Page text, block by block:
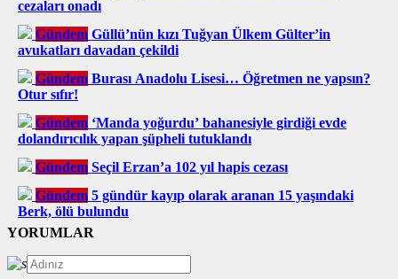
cezaları onadı
Gündem Güllü’nün kızı Tuğyan Ülkem Gülter’in
avukatları davadan çekildi
Gündem Burası Anadolu Lisesi… Öğretmen ne yapsın?
Otur sıfır!
Gündem ‘Manda yoğurdu’ bahanesiyle girdiği evde
dolandırıcılık yapan şüpheli tutuklandı
Gündem Seçil Erzan’a 102 yıl hapis cezası
Gündem 5 gündür kayıp olarak aranan 15 yaşındaki
Berk, ölü bulundu
YORUMLAR